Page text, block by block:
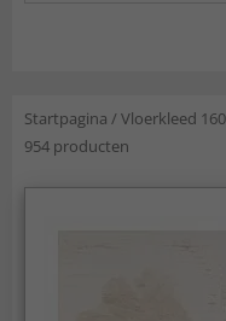
Startpagina /Vloerkleed
954 producten